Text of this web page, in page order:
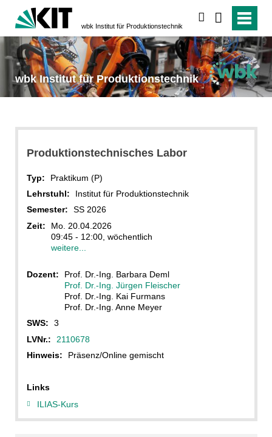
wbk Institut für Produktionstechnik
wbk Institut für Produktionstechnik
Produktionstechnisches Labor
Typ:
Praktikum (P)
Lehrstuhl:
Institut für Produktionstechnik
Semester:
SS 2026
Zeit:
Mo. 20.04.2026
09:45 - 12:00, wöchentlich
weitere...
Dozent:
Prof. Dr.-Ing. Barbara Deml
Prof. Dr.-Ing. Jürgen Fleischer
Prof. Dr.-Ing. Kai Furmans
Prof. Dr.-Ing. Anne Meyer
SWS:
3
LVNr.:
2110678
Hinweis:
Präsenz/Online gemischt
Links
ILIAS-Kurs